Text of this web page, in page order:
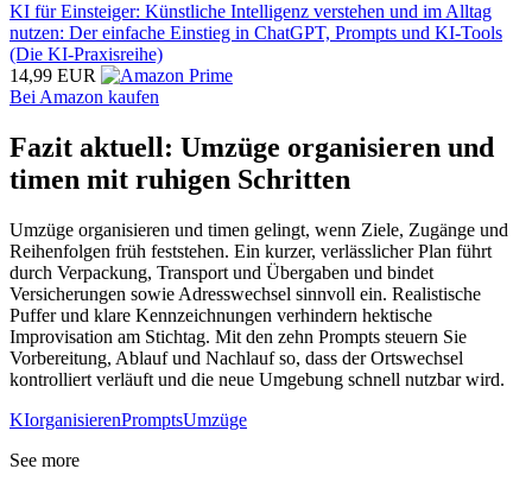
KI für Einsteiger: Künstliche Intelligenz verstehen und im Alltag
nutzen: Der einfache Einstieg in ChatGPT, Prompts und KI-Tools
(Die KI-Praxisreihe)
14,99 EUR
Bei Amazon kaufen
Fazit aktuell: Umzüge organisieren und
timen mit ruhigen Schritten
Umzüge organisieren und timen gelingt, wenn Ziele, Zugänge und
Reihenfolgen früh feststehen. Ein kurzer, verlässlicher Plan führt
durch Verpackung, Transport und Übergaben und bindet
Versicherungen sowie Adresswechsel sinnvoll ein. Realistische
Puffer und klare Kennzeichnungen verhindern hektische
Improvisation am Stichtag. Mit den zehn Prompts steuern Sie
Vorbereitung, Ablauf und Nachlauf so, dass der Ortswechsel
kontrolliert verläuft und die neue Umgebung schnell nutzbar wird.
KIorganisierenPromptsUmzüge
See more